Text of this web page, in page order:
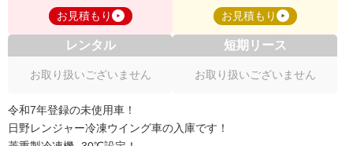
お見積もり お見積もり
レンタル
お取り扱いございません
短期リース
お取り扱いございません
令和7年登録の未使用車！
日野レンジャー冷凍ウイング車の入庫です！